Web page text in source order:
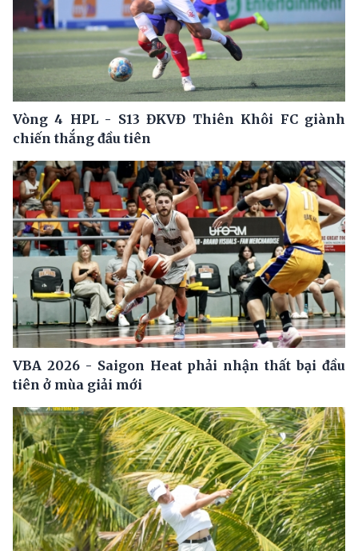
Vòng 4 HPL - S13 ĐKVĐ Thiên Khôi FC giành
chiến thắng đầu tiên
VBA 2026 - Saigon Heat phải nhận thất bại đầu
tiên ở mùa giải mới